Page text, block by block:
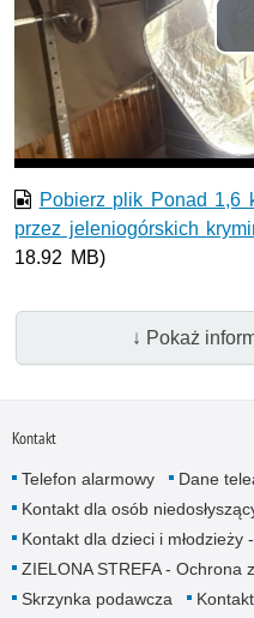
Pobierz plik Ponad 1,6
przez jeleniogórskich
18.92 MB)
↓ Pokaż
Kontakt
Telefon alarmowy
Dane
Kontakt dla osób
Kontakt dla dzieci i
ZIELONA STREFA - Ochrona
Skrzynka podawcza